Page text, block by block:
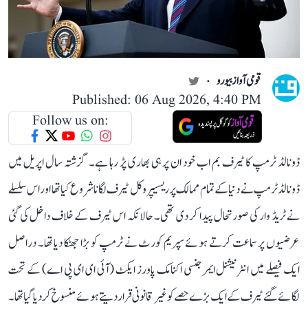
قومی آواز بیورو
Published: 06 Aug 2026, 4:40 PM
Follow us on:
ڈونالڈ ٹرمپ کا ٹیرف بم اب خود ان پر ہی بھاری پڑ رہا ہے۔ گزشتہ سال اپریل میں
ڈونالڈ ٹرمپ نے دنیا کے تمام ممالک پر ریسیپروکل ٹیرف لگانا شروع کیا تھا اور اس سلسلے
نے ٹریڈ وار کی صورتحال پیدا کر دی تھی۔ حالانکہ اس ٹیرف کے خلاف داخل کی گئی
عرضیوں پر سماعت کرتے ہوئے سپریم کورٹ نے ٹرمپ کو بڑا جھٹکا دیا تھا۔ دراصل
ایک فیصلے میں انٹرنیشنل ایمرجنسی اکنامک پاورز ایکٹ (آئی ای ای پی اے) کے تحت
لگائے گئے ٹیرف کے ایک بڑے حصے کو غیر قانونی قرار دیتے ہوئے منسوخ کر دیا گیا تھا۔